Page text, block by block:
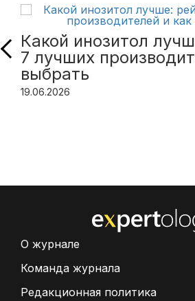
Какой инозитол
7 лучших
выбрать
19.06.2026
О журнале
Команда журнала
Редакционная политика